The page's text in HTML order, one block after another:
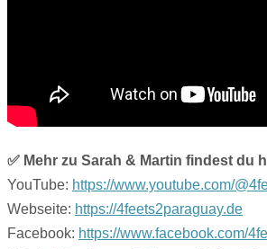
✅ Mehr zu Sarah & Martin findest du
YouTube: https://www.youtube.com/
Webseite: https://4feets2paraguay.de
Facebook: https://www.facebook.com/